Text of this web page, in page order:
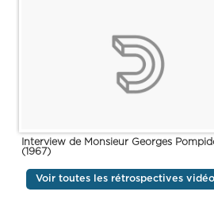
Interview de Monsieur Georges
(1967)
Voir toutes les rétrospectives